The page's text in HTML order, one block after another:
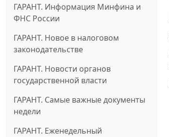
ГАРАНТ. Информация Минфина и
ФНС России
ГАРАНТ. Новое в налоговом
законодательстве
ГАРАНТ. Новости органов
государственной власти
ГАРАНТ. Самые важные документы
недели
ГАРАНТ. Еженедельный